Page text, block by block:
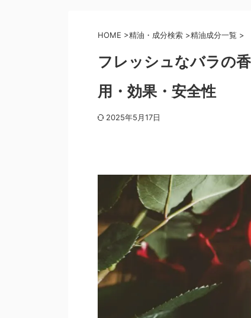
HOME >精油・成分検索 >精油成分一覧 >
フレッシュなバラの
用・効果・安全性
2025年5月17日